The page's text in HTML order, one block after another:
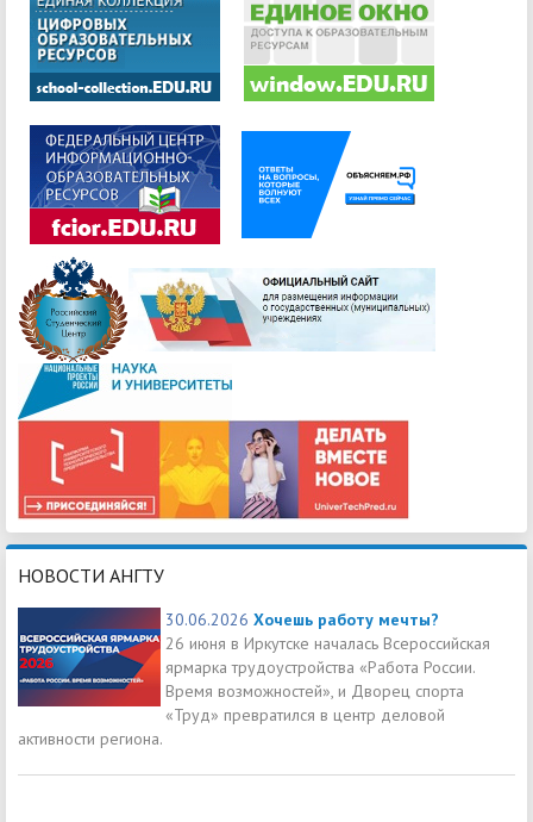
НОВОСТИ АНГТУ
30.06.2026 Хочешь работу мечты?
26 июня в Иркутске началась Всероссийская
ярмарка трудоустройства «Работа России.
Время возможностей», и Дворец спорта
«Труд» превратился в центр деловой
активности региона.